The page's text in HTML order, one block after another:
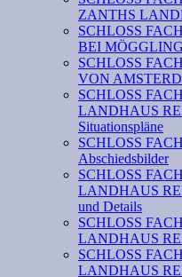
ZANTHS
SCHLOSS
BEI
SCHLOSS
VON
SCHLOSS
LANDHAUS
Situationspläne
SCHLOSS
Abschiedsbilder
SCHLOSS
LANDHAUS
und Details
SCHLOSS
LANDHAUS
SCHLOSS
LANDHAUS